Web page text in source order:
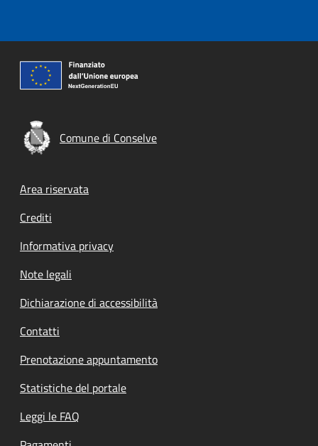
Comune di Conselve
Footer menu
Area riservata
Crediti
Informativa privacy
Note legali
Dichiarazione di accessibilità
Contatti
Prenotazione appuntamento
Statistiche del portale
Leggi le FAQ